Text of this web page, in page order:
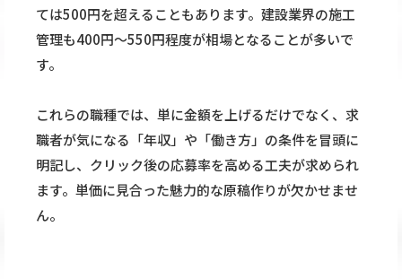
ては500円を超えることもあります。建設業界の施工
管理も400円〜550円程度が相場となることが多いで
す。
これらの職種では、単に金額を上げるだけでなく、求
職者が気になる「年収」や「働き方」の条件を冒頭に
明記し、クリック後の応募率を高める工夫が求められ
ます。単価に見合った魅力的な原稿作りが欠かせませ
ん。